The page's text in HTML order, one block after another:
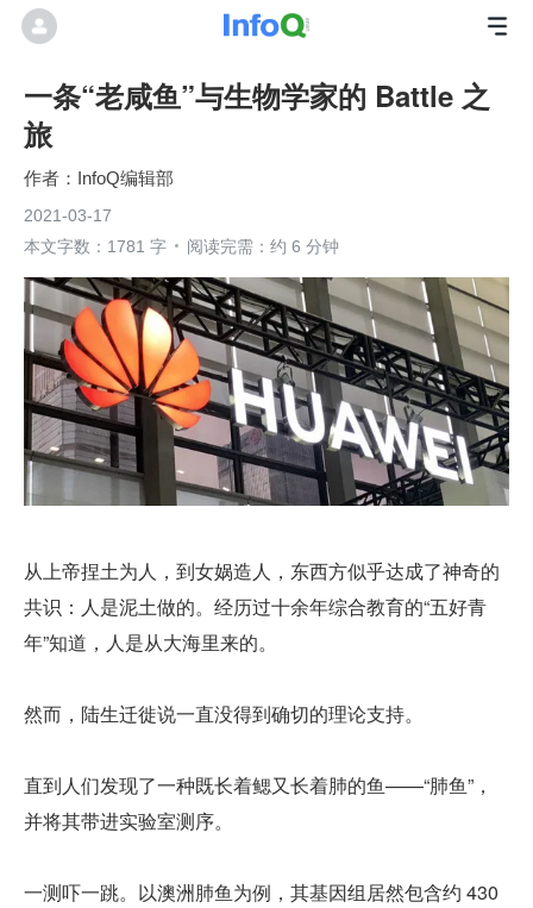
一条“老咸鱼”与生物学家的 Battle 之
旅
InfoQ编辑部
2021-03-17
本文字数：1781 字
阅读完需：约 6 分钟
从上帝捏土为人，到女娲造人，东西方似乎达成了神奇的
共识：人是泥土做的。经历过十余年综合教育的“五好青
年”知道，人是从大海里来的。
然而，陆生迁徙说一直没得到确切的理论支持。
直到人们发现了一种既长着鳃又长着肺的鱼——“肺鱼”，
并将其带进实验室测序。
一测吓一跳。以澳洲肺鱼为例，其基因组居然包含约 430